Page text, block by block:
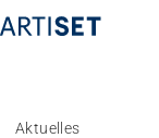
Aktuelles